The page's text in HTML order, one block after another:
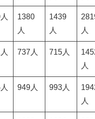
1380
人
1439
人
人
737人 715人
人
949人 993人
人